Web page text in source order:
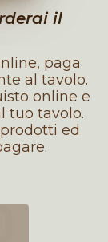
il
paga
al tavolo.
online e
tuo tavolo.
ed